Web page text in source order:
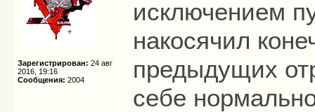
Зарегистрирован: 24 авг
2016, 19:16
Сообщения: 2004
исключением
накосячил
предыдущих
себе